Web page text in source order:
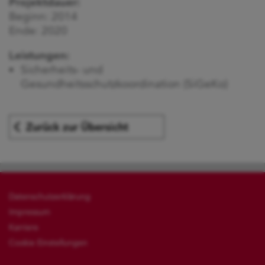
Beginn: 2014
Leistungen:
Zurück zur Übersicht
Datenschutzerklärung
Impressum
Karriere
Cookie Einstellungen